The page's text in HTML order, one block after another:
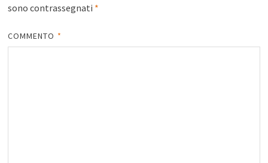
sono contrassegnati *
COMMENTO *